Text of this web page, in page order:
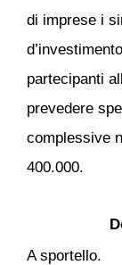
di imprese i
partecipanti
prevedere
complessive
400.000.
A sportello.